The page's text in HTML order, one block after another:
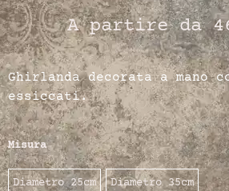
A partire da
Ghirlanda decorata a mano
essiccati.
Misura
Diametro 25cm Diametro 35cm